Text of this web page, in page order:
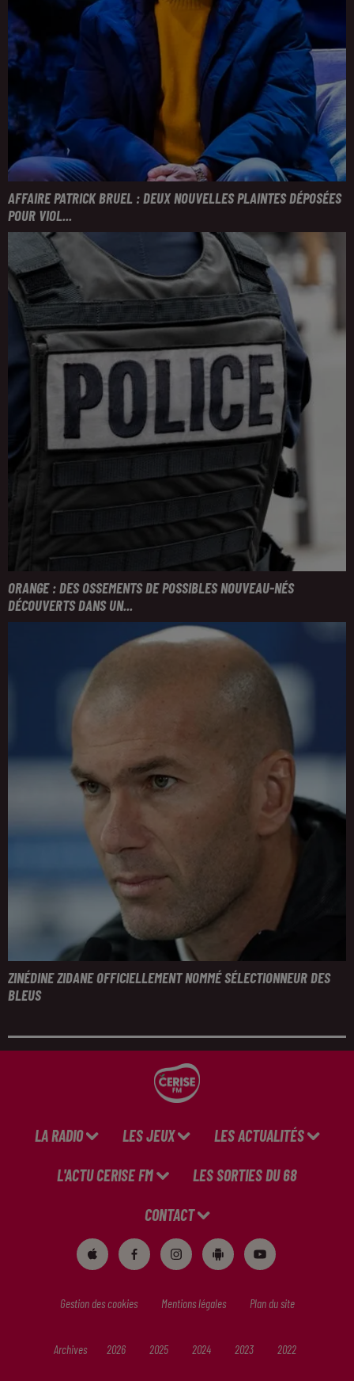
AFFAIRE PATRICK BRUEL : DEUX NOUVELLES PLAINTES DÉPOSÉES
POUR VIOL...
ORANGE : DES OSSEMENTS DE POSSIBLES NOUVEAU-NÉS
DÉCOUVERTS DANS UN...
ZINÉDINE ZIDANE OFFICIELLEMENT NOMMÉ SÉLECTIONNEUR DES
BLEUS
LA RADIO LES JEUX LES ACTUALITÉS
L'ACTU CERISE FM LES SORTIES DU 68
CONTACT
Gestion des cookies Mentions légales Plan du site
Archives 2026 2025 2024 2023 2022